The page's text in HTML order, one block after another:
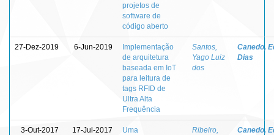
projetos de
software de
código aberto
27-Dez-2019 6-Jun-2019
Implementação
de arquitetura
baseada em IoT
para leitura de
tags RFID de
Ultra Alta
Frequência
Santos,
Yago Luiz
dos
Canedo,
Dias
3-Out-2017 17-Jul-2017
Uma
Ribeiro,
Canedo,